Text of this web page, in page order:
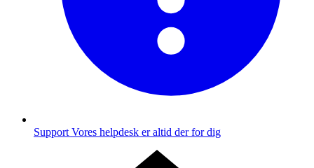
Support Vores helpdesk er altid der for dig